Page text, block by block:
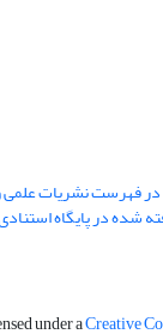
فهرست نشریات
شده در پایگاه
under aCreative